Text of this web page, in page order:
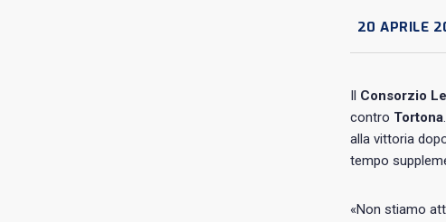
20 APRILE
Il Consorzio
contro Tortona
alla vittoria
tempo
«Non stiamo